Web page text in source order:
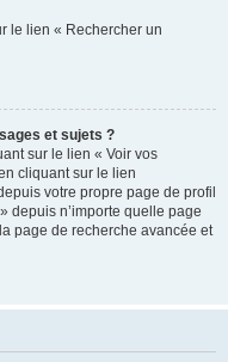
le lien « Rechercher un
et sujets ?
sur le lien « Voir vos
cliquant sur le lien
votre propre page de profil
depuis n’importe quelle page
page de recherche avancée et